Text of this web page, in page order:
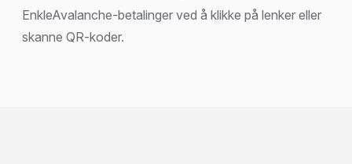
EnkleAvalanche-betalinger ved å klikke på lenker eller
skanne QR-koder.